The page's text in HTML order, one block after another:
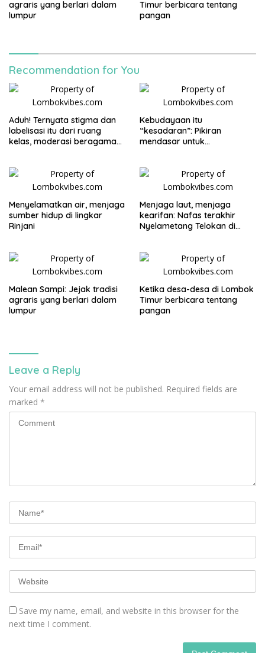
agraris yang berlari dalam
lumpur
Timur berbicara tentang
pangan
Recommendation for You
Aduh! Ternyata stigma dan
labelisasi itu dari ruang
kelas, moderasi beragama
Kebudayaan itu
“kesadaran”: Pikiran
mendasar untuk
Menyelamatkan air, menjaga
sumber hidup di lingkar
Rinjani
Menjaga laut, menjaga
kearifan: Nafas terakhir
Nyelametang Telokan di
Malean Sampi: Jejak tradisi
agraris yang berlari dalam
lumpur
Ketika desa-desa di Lombok
Timur berbicara tentang
pangan
Leave a Reply
Your email address will not be published. Required fields are
marked *
Save my name, email, and website in this browser for the
next time I comment.